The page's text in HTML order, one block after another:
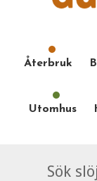
Återbruk
Utomhus